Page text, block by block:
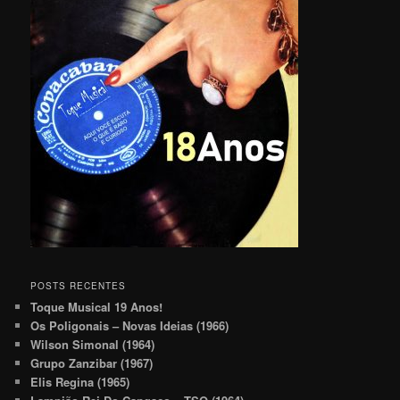
POSTS RECENTES
Toque Musical 19 Anos!
Os Poligonais – Novas Ideias (1966)
Wilson Simonal (1964)
Grupo Zanzibar (1967)
Elis Regina (1965)